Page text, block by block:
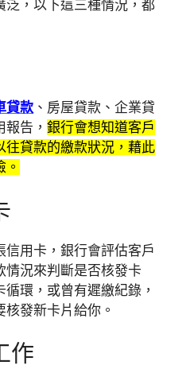
，以下這三種情況，都
貸款 、房屋貸款、企業貸
告， 銀行會想知道客戶
往貸款的繳款狀況，藉此
用卡，銀行會評估客戶
情況來判斷是否核發卡
環，或曾有遲繳紀錄，
發新卡片給你。
作